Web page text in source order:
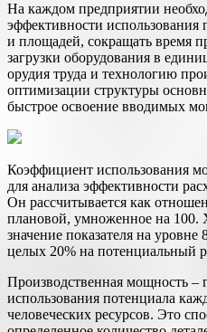
На каждом предприятии
эф­фективности
и площа­дей, сокращать время
загрузки оборудо­вания в
орудия труда и техноло­гию
оптимизации структуры
быстрое освоение вводимых
Коэффициент использования
для анализа эффективности
Он рассчитывается как
плановой, умноженное на 100.
значение показателя на
целых 20% на потенциальный
Производственная мощность –
использования потенциала
человеческих ресурсов. Это